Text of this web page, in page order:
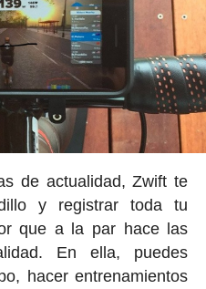
de actualidad, Zwift te
y registrar toda tu
que a la par hace las
En ella, puedes
hacer entrenamientos